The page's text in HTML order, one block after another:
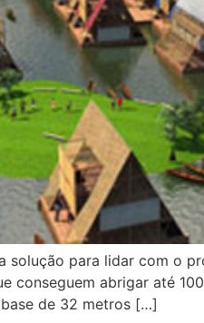
solução para lidar com o
conseguem abrigar até
de 32 metros […]